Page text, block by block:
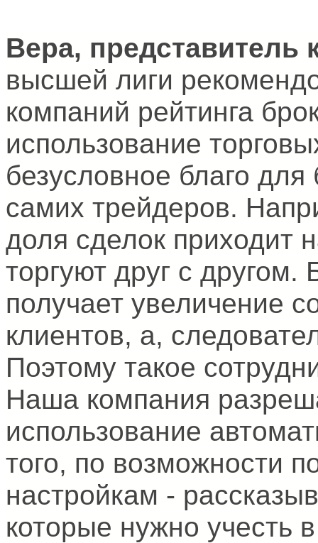
Вера, представитель
высшей лиги
компаний рейтинга
использование
безусловное благо
самих трейдеров.
доля сделок приходит
торгуют друг с другом.
получает увеличение
клиентов, а,
Поэтому такое
Наша компания
использование
того, по возможности
настройкам -
которые нужно учесть